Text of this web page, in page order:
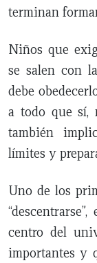
terminan
Niños que
se salen con
debe
a todo que sí,
también
límites y
Uno de los
centro del
importantes y